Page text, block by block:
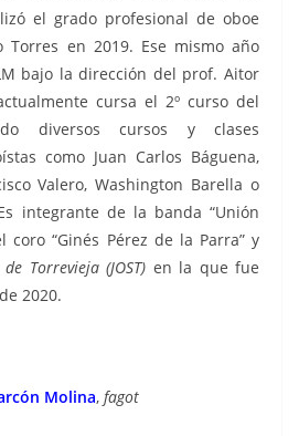
el grado profesional de oboe
Torres en 2019. Ese mismo año
bajo la dirección del prof. Aitor
cursa el 2º curso del
diversos cursos y clases
como Juan Carlos Báguena,
Valero, Washington Barella o
integrante de la banda “Unión
coro “Ginés Pérez de la Parra” y
Torrevieja (JOST) en la que fue
2020.
Molina, fagot